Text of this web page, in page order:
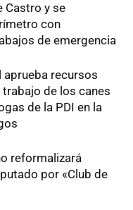
Castro y se
con
de emergencia
aprueba recursos
de los canes
de la PDI en la
reformalizará
por «Club de